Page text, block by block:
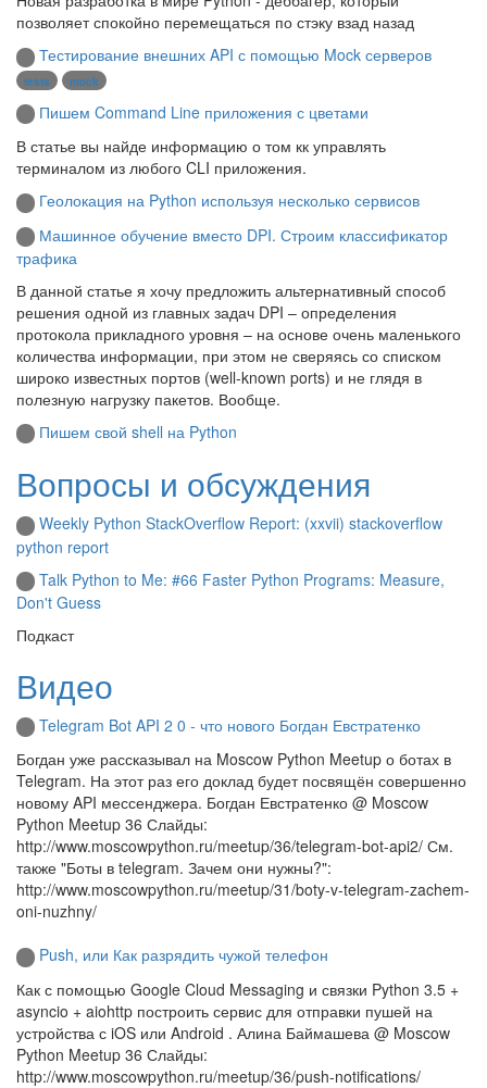
позволяет спокойно перемещаться по стэку взад назад
Тестирование внешних API с помощью Mock серверов
tests mock
Пишем Command Line приложения с цветами
В статье вы найде информацию о том кк управлять
терминалом из любого CLI приложения.
Геолокация на Python используя несколько сервисов
Машинное обучение вместо DPI. Строим классификатор
трафика
В данной статье я хочу предложить альтернативный способ
решения одной из главных задач DPI – определения
протокола прикладного уровня – на основе очень маленького
количества информации, при этом не сверяясь со списком
широко известных портов (well-known ports) и не глядя в
полезную нагрузку пакетов. Вообще.
Пишем свой shell на Python
Вопросы и обсуждения
Weekly Python StackOverflow Report: (xxvii) stackoverflow
python report
Talk Python to Me: #66 Faster Python Programs: Measure,
Don't Guess
Подкаст
Видео
Telegram Bot API 2 0 - что нового Богдан Евстратенко
Богдан уже рассказывал на Moscow Python Meetup о ботах в
Telegram. На этот раз его доклад будет посвящён совершенно
новому API мессенджера. Богдан Евстратенко @ Moscow
Python Meetup 36 Слайды:
http://www.moscowpython.ru/meetup/36/telegram-bot-api2/ См.
также "Боты в telegram. Зачем они нужны?":
http://www.moscowpython.ru/meetup/31/boty-v-telegram-zachem-
oni-nuzhny/
Push, или Как разрядить чужой телефон
Как с помощью Google Cloud Messaging и связки Python 3.5 +
asyncio + aiohttp построить сервис для отправки пушей на
устройства с iOS или Android . Алина Баймашева @ Moscow
Python Meetup 36 Слайды:
http://www.moscowpython.ru/meetup/36/push-notifications/